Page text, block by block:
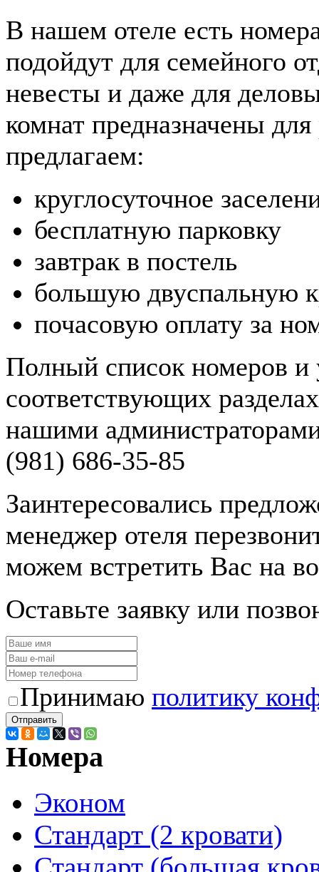
В нашем отеле есть
подойдут для семейного
невесты и даже для
комнат предназначены
предлагаем:
круглосуточное
бесплатную парковку
завтрак в постель
большую двуспальную
почасовую оплату за
Полный список номеров и
соответствующих
нашими
(981) 686-35-85
Заинтересовались
менеджер отеля
можем встретить Вас на
Оставьте заявку или
Принимаю политику
Отправить
Номера
Эконом
Стандарт (2 кровати)